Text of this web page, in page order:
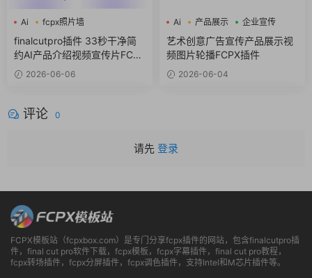
Ai
fcpx照片墙
fcpx视频开场
finalcutpro插件 33秒干净简
约AI产品介绍视频宣传片FCPX
插件2026-06-06
Ai 产品展示 企业宣传
艺术创意广告宣传产品展示视
频图片轮播FCPX插件
2026-06-04
评论 0
请先 登录
FCPX模板站（fcpxbox.com）是专门分享fcpx插件的网站，包含finalcutpro插
件，final cut pro软件下载，fcpx模板，fcpx字幕插件，final cut pro教程，
fcpx转场插件，fcpx分屏插件，fcpx调色插件，支持Intel和M芯片插件等。